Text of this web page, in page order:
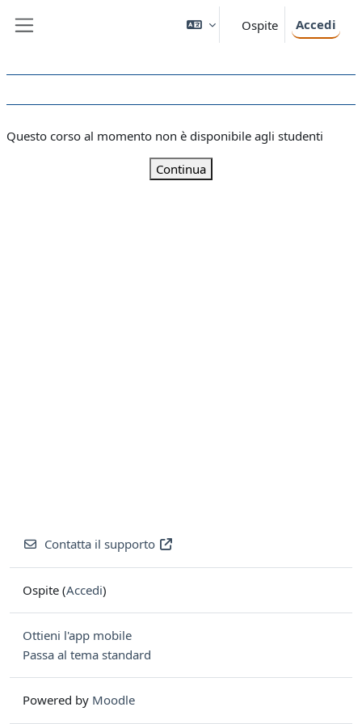
Ospite Accedi
Questo corso al momento non è disponibile agli studenti
Continua
Contatta il supporto
Ospite (Accedi)
Ottieni l'app mobile
Passa al tema standard
Powered by Moodle